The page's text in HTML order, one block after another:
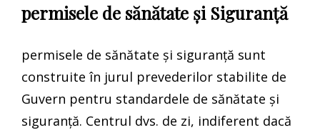
permisele de sănătate și Siguranță
permisele de sănătate și siguranță sunt
construite în jurul prevederilor stabilite de
Guvern pentru standardele de sănătate și
siguranță. Centrul dvs. de zi, indiferent dacă